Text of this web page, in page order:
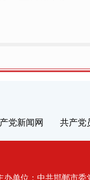
党新闻网 共产党
办单位：中共邯郸市